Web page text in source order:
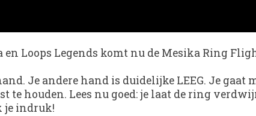
Loops Legends komt nu de Mesika Ring
Je andere hand is duidelijke LEEG. Je
te houden. Lees nu goed: je laat de ring
je indruk!